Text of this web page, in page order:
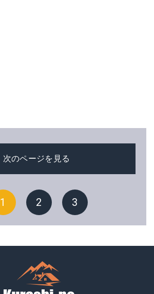
次のページを見る
1 2 3